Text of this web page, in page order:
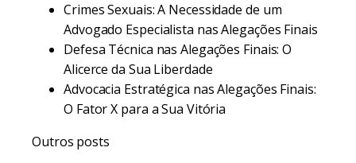
Crimes Sexuais: A Necessidade de um
Advogado Especialista nas Alegações Finais
Defesa Técnica nas Alegações Finais: O
Alicerce da Sua Liberdade
Advocacia Estratégica nas Alegações Finais:
O Fator X para a Sua Vitória
Outros posts